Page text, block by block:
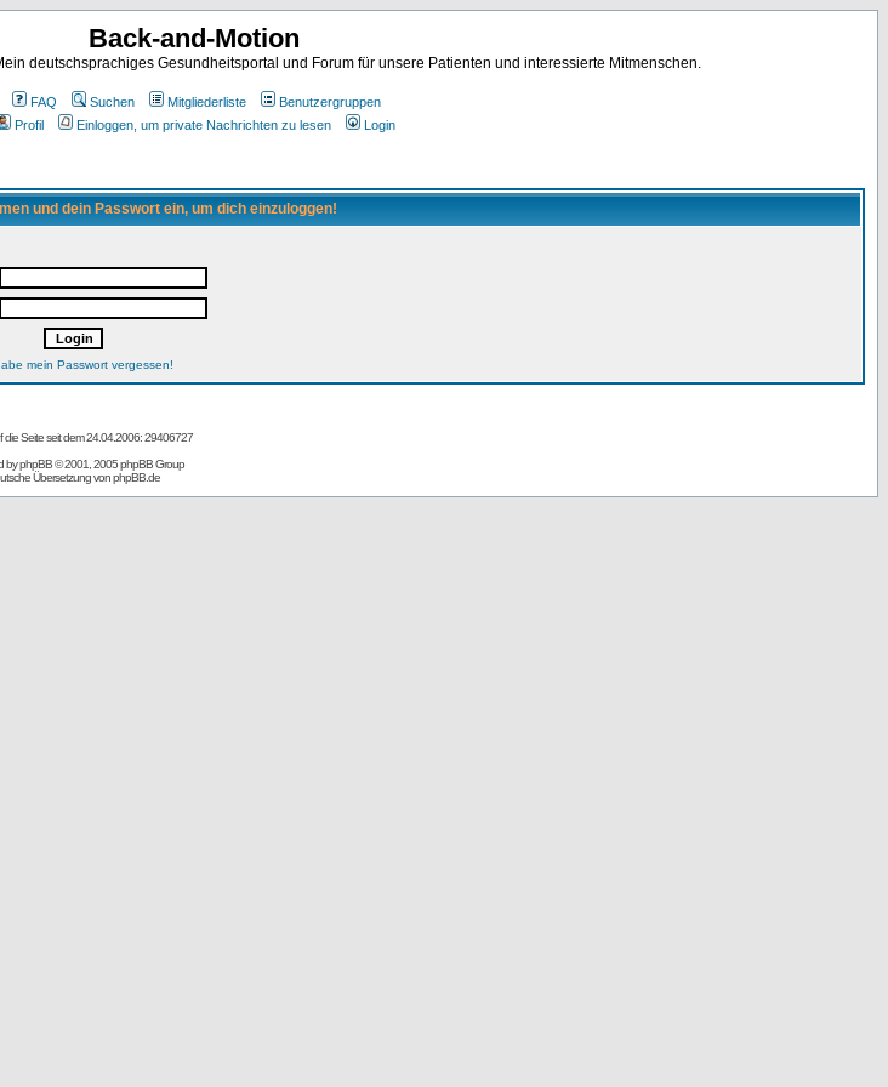
Back-and-Motion
deutschsprachiges Gesundheitsportal und Forum für unsere Patienten und interessierte Mitmenschen.
FAQ Suchen Mitgliederliste
Benutzergruppen
Profil
Einloggen, um private Nachrichten zu lesen Login
und dein Passwort ein, um dich einzuloggen!
mein Passwort vergessen!
die Seite seit dem 24.04.2006: 29406727
byphpBB© 2001, 2005 phpBB Group
Übersetzung vonphpBB.de